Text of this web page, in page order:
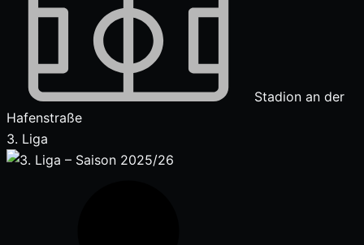
Stadion an der
Hafenstraße
3. Liga